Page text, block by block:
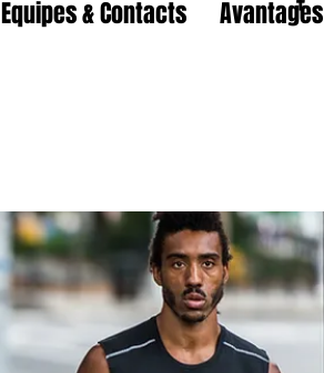
Equipes & Contacts Avantages